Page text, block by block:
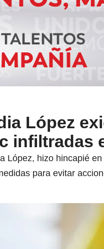
López
infiltradas
López, hizo hincapié
para evitar